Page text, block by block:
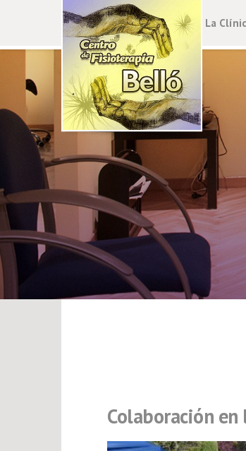
La
Colaboración